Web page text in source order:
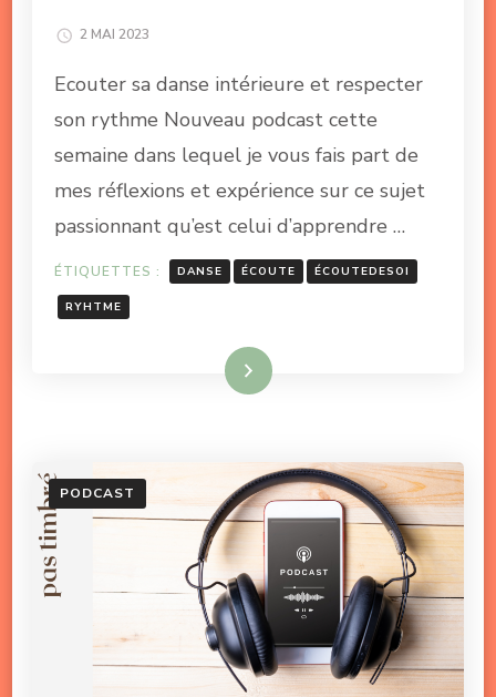
2 MAI 2023
Ecouter sa danse intérieure et respecter
son rythme Nouveau podcast cette
semaine dans lequel je vous fais part de
mes réflexions et expérience sur ce sujet
passionnant qu’est celui d’apprendre …
ÉTIQUETTES : DANSE ÉCOUTE ÉCOUTEDESOI
RYHTME
Lire la suite
PODCAST